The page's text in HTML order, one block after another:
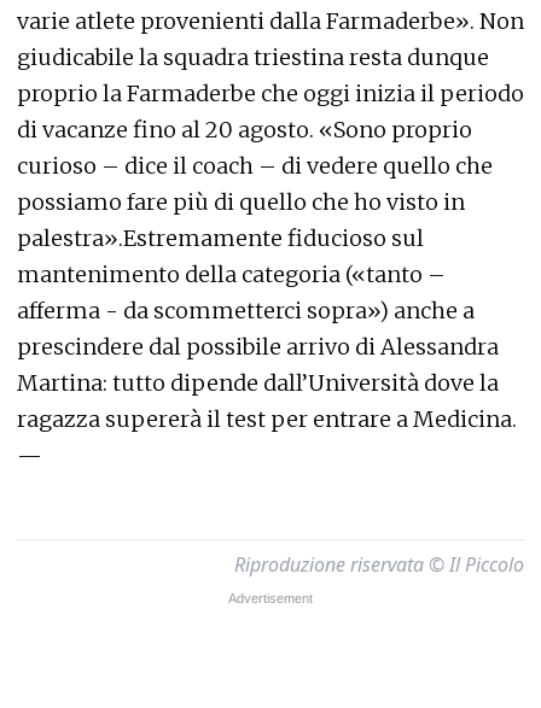
varie atlete provenienti dalla Farmaderbe». Non
giudicabile la squadra triestina resta dunque
proprio la Farmaderbe che oggi inizia il periodo
di vacanze fino al 20 agosto. «Sono proprio
curioso – dice il coach – di vedere quello che
possiamo fare più di quello che ho visto in
palestra».Estremamente fiducioso sul
mantenimento della categoria («tanto –
afferma - da scommetterci sopra») anche a
prescindere dal possibile arrivo di Alessandra
Martina: tutto dipende dall’Università dove la
ragazza supererà il test per entrare a Medicina.
—
Riproduzione riservata © Il Piccolo